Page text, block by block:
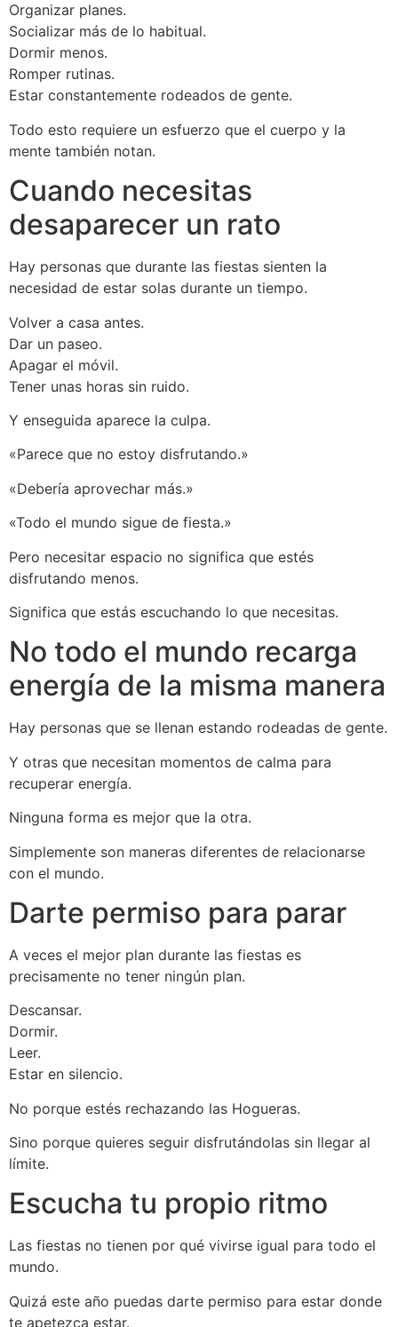
Organizar planes.
Socializar más de lo habitual.
Dormir menos.
Romper rutinas.
Estar constantemente rodeados de gente.
Todo esto requiere un esfuerzo que el cuerpo y la
mente también notan.
Cuando necesitas
desaparecer un rato
Hay personas que durante las fiestas sienten la
necesidad de estar solas durante un tiempo.
Volver a casa antes.
Dar un paseo.
Apagar el móvil.
Tener unas horas sin ruido.
Y enseguida aparece la culpa.
«Parece que no estoy disfrutando.»
«Debería aprovechar más.»
«Todo el mundo sigue de fiesta.»
Pero necesitar espacio no significa que estés
disfrutando menos.
Significa que estás escuchando lo que necesitas.
No todo el mundo recarga
energía de la misma manera
Hay personas que se llenan estando rodeadas de gente.
Y otras que necesitan momentos de calma para
recuperar energía.
Ninguna forma es mejor que la otra.
Simplemente son maneras diferentes de relacionarse
con el mundo.
Darte permiso para parar
A veces el mejor plan durante las fiestas es
precisamente no tener ningún plan.
Descansar.
Dormir.
Leer.
Estar en silencio.
No porque estés rechazando las Hogueras.
Sino porque quieres seguir disfrutándolas sin llegar al
límite.
Escucha tu propio ritmo
Las fiestas no tienen por qué vivirse igual para todo el
mundo.
Quizá este año puedas darte permiso para estar donde
te apetezca estar.